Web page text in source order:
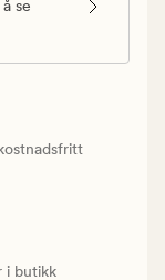
se
i butikk